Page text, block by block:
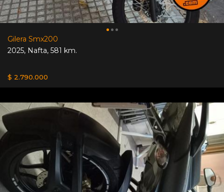
Gilera Smx200
2025, Nafta, 581 km.
$ 2.790.000